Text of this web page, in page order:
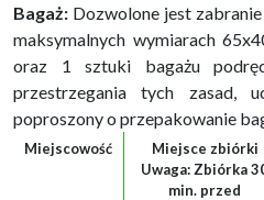
Bagaż: Dozwolone jest
maksymalnych wymiarach
oraz 1 sztuki bagażu
przestrzegania tych zasad,
poproszony o przepakowanie
Miejscowość
Miejsce zbiórki
Uwaga: Zbiórka
min. przed